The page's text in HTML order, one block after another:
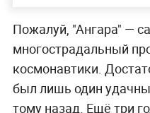
Пожалуй, "Ангара" —
многострадальный
космонавтики.
был лишь один
тому назад. Ещё три